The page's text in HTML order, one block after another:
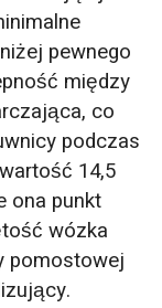
pewnego
między
co
podczas
14,5
ona punkt
wózka
pomostowej